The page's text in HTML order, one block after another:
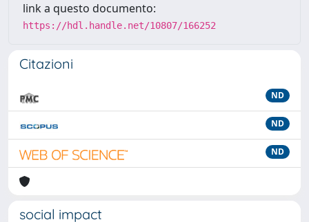
link a questo documento:
https://hdl.handle.net/10807/166252
Citazioni
ND
ND
ND
social impact